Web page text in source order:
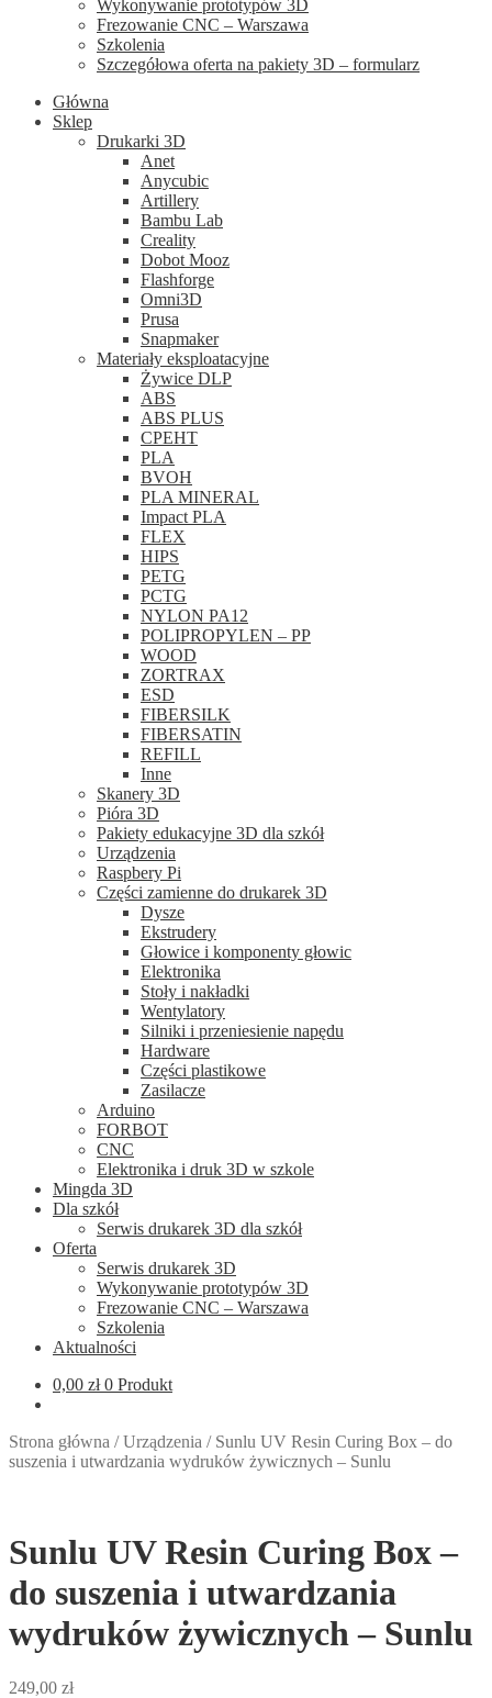
Wykonywanie prototypów 3D
Frezowanie CNC – Warszawa
Szkolenia
Szczegółowa oferta na pakiety 3D – formularz
Główna
Sklep
Drukarki 3D
Anet
Anycubic
Artillery
Bambu Lab
Creality
Dobot Mooz
Flashforge
Omni3D
Prusa
Snapmaker
Materiały eksploatacyjne
Żywice DLP
ABS
ABS PLUS
CPEHT
PLA
BVOH
PLA MINERAL
Impact PLA
FLEX
HIPS
PETG
PCTG
NYLON PA12
POLIPROPYLEN – PP
WOOD
ZORTRAX
ESD
FIBERSILK
FIBERSATIN
REFILL
Inne
Skanery 3D
Pióra 3D
Pakiety edukacyjne 3D dla szkół
Urządzenia
Raspbery Pi
Części zamienne do drukarek 3D
Dysze
Ekstrudery
Głowice i komponenty głowic
Elektronika
Stoły i nakładki
Wentylatory
Silniki i przeniesienie napędu
Hardware
Części plastikowe
Zasilacze
Arduino
FORBOT
CNC
Elektronika i druk 3D w szkole
Mingda 3D
Dla szkół
Serwis drukarek 3D dla szkół
Oferta
Serwis drukarek 3D
Wykonywanie prototypów 3D
Frezowanie CNC – Warszawa
Szkolenia
Aktualności
0,00 zł 0 Produkt
Strona główna /Urządzenia / Sunlu UV Resin Curing Box – do
suszenia i utwardzania wydruków żywicznych – Sunlu
Sunlu UV Resin Curing Box –
do suszenia i utwardzania
wydruków żywicznych – Sunlu
249,00 zł